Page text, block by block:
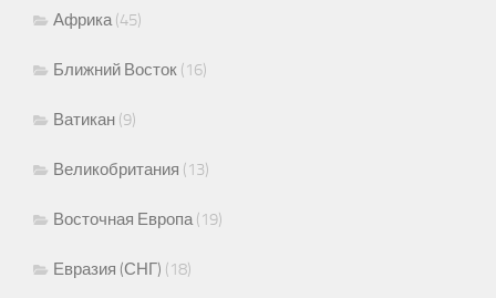
Африка(45)
Ближний Восток (16)
Ватикан (9)
Великобритания (13)
Восточная Европа(19)
Евразия (СНГ) (18)